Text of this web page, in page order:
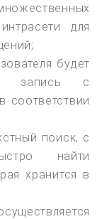
для
будет
запись с
соответствии
поиск, с
найти
хранится в